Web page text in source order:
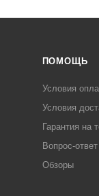
ПОМОЩЬ
Условия
Условия
Гарантия на
Вопрос-ответ
Обзоры